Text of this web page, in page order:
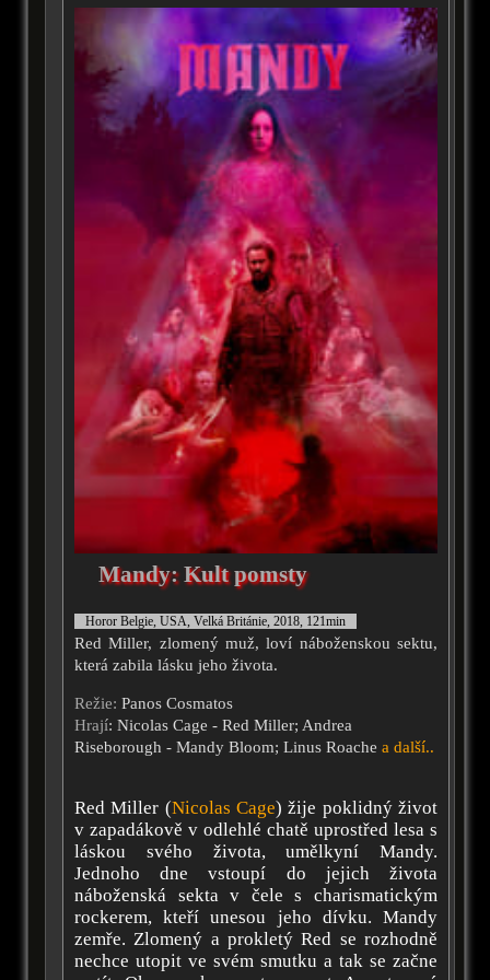
Mandy: Kult pomsty
Horor Belgie, USA, Velká Británie, 2018, 121min
Red Miller, zlomený muž, loví náboženskou sektu,
která zabila lásku jeho života.
Režie: Panos Cosmatos
Hrají: Nicolas Cage - Red Miller; Andrea
Riseborough - Mandy Bloom; Linus Roache a další..
Red Miller (Nicolas Cage) žije poklidný život
v zapadákově v odlehlé chatě uprostřed lesa s
láskou svého života, umělkyní Mandy.
Jednoho dne vstoupí do jejich života
náboženská sekta v čele s charismatickým
rockerem, kteří unesou jeho dívku. Mandy
zemře. Zlomený a prokletý Red se rozhodně
nechce utopit ve svém smutku a tak se začne